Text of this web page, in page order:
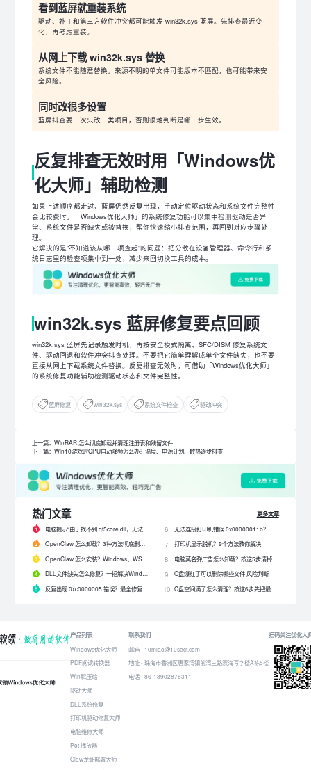
看到蓝屏就重装系统
驱动、补丁和第三方软件冲突都可能触发 win32k.sys 蓝屏。先排查最近变
化，再考虑重装。
从网上下载 win32k.sys 替换
系统文件不能随意替换。来源不明的单文件可能版本不匹配，也可能带来安
全风险。
同时改很多设置
蓝屏排查要一次只改一类项目，否则很难判断是哪一步生效。
反复排查无效时用「Windows优
化大师」辅助检测
如果上述顺序都走过、蓝屏仍然反复出现，手动定位驱动状态和系统文件完整性
会比较费时。「Windows优化大师」的系统修复功能可以集中检测驱动是否异
常、系统文件是否缺失或被替换，帮你快速缩小排查范围，再回到对应步骤处
理。
它解决的是"不知道该从哪一项查起"的问题：把分散在设备管理器、命令行和系
统日志里的检查项集中到一处，减少来回切换工具的成本。
win32k.sys 蓝屏修复要点回顾
win32k.sys 蓝屏先记录触发时机，再按安全模式隔离、SFC/DISM 修复系统文
件、驱动回退和软件冲突排查处理。不要把它简单理解成单个文件缺失，也不要
直接从网上下载系统文件替换。反复排查无效时，可借助「Windows优化大师」
的系统修复功能辅助检测驱动状态和文件完整性。
蓝屏修复 win32k.sys 系统文件检查 驱动冲突
上一篇：WinRAR 怎么彻底卸载并清理注册表和残留文件
下一篇：Win10游戏时CPU自动降频怎么办？温度、电源计划、散热逐步排查
热门文章
更多文章
电脑提示“由于找不到 qt5core.dll，无法继续执行代码”？4 招快速修复！
OpenClaw 怎么卸载？3种方法彻底删除 OpenClaw 及残留数据
OpenClaw 怎么安装？Windows、WSL2 和网关配置完整教程
DLL文件缺失怎么修复？一招解决Windows启动报错问题！
反复出现 0xc0000005 错误？最全修复教程来了！
6
7 打印机显示脱机？9个方法教你解决
8
9 C盘爆红了可以删除哪些文件 风险判断
10
产品列表
Windows优化大师
PDF阅读转换器
Win解压缩
驱动大师
DLL系统修复
打印机驱动修复大师
电脑维修大师
Pot 播放器
Claw龙虾部署大师
联系我们
邮箱 - 10miao@10sect.com
地址 - 珠海市香洲区唐家湾镇前湾三路滨海写字楼A栋5楼
电话 - 86-18902878311
扫码关注优化大